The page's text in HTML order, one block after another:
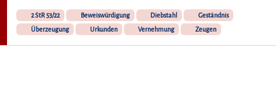
2 StR 53/22 Beweiswürdigung Diebstahl
Geständnis
Überzeugung
Urkunden Vernehmung Zeugen